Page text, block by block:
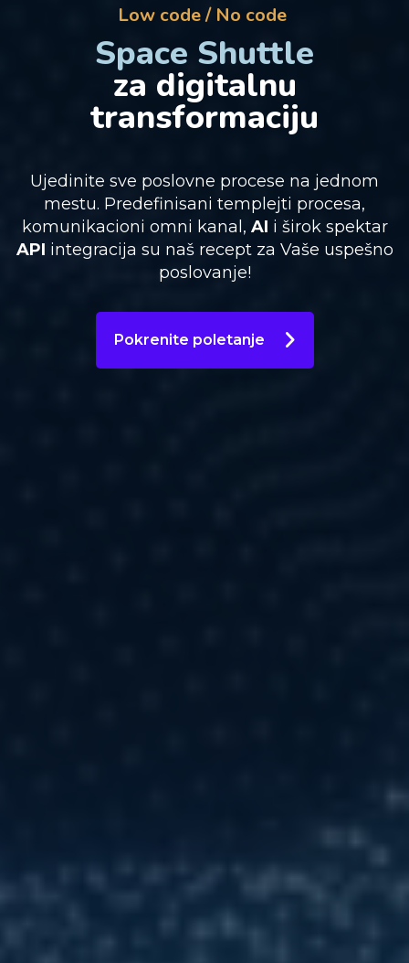
Low code / No code
Space Shuttle
za digitalnu
transformaciju
Ujedinite sve poslovne procese na jednom
mestu. Predefinisani templejti procesa,
komunikacioni omni kanal, AI i širok spektar
API integracija su naš recept za Vaše uspešno
poslovanje!
Pokrenite poletanje